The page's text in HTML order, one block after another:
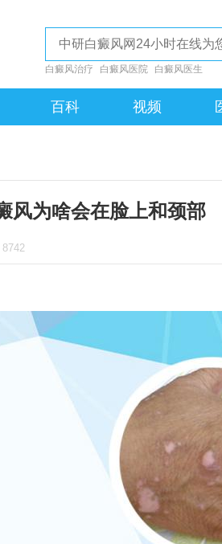
白癜风治疗 白癜风医院 白癜风医生
百科 视频
风为啥会在脸上和颈部